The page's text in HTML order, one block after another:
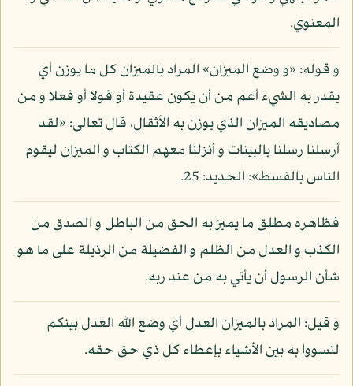
المعنوي.
و قوله: «و وضع الميزان» المراد بالميزان كل ما يوزن أي
يقدر به الشيء أعم من أن يكون عقيدة أو قولا أو فعلا و من
مصاديقه الميزان الذي يوزن به الأثقال، قال تعالى: «لقد
أرسلنا رسلنا بالبينات و أنزلنا معهم الكتاب و الميزان ليقوم
الناس بالقسط»: الحديد: 25.
فظاهره مطلق ما يميز به الحق من الباطل و الصدق من
الكذب و العدل من الظلم و الفضيلة من الرذيلة على ما هو
شأن الرسول أن يأتي به من عند ربه.
و قيل: المراد بالميزان العدل أي وضع الله العدل بينكم
لتسووا به بين الأشياء بإعطاء كل ذي حق حقه.